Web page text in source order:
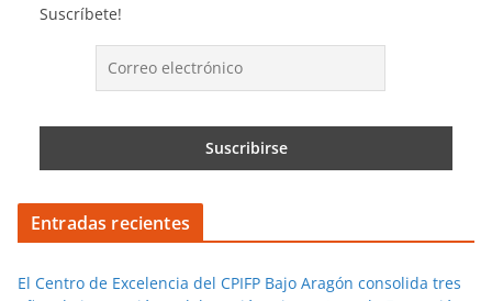
Suscríbete!
Entradas recientes
El Centro de Excelencia del CPIFP Bajo Aragón consolida tres